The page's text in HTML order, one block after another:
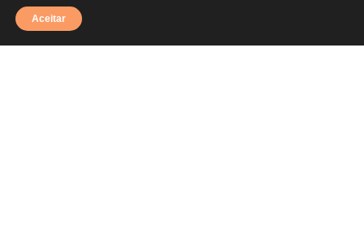
operações ajudou a construir uma visão prática
sobre os desafios da construção civil,
Aceitar